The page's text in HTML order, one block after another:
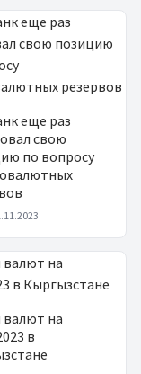
еще раз
свою
по вопросу
валют на
в